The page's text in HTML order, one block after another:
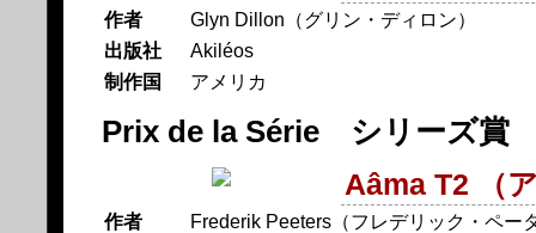
作者
Glyn Dillon（グリン・ディロン）
出版社
Akiléos
制作国
アメリカ
Prix de la Série シリーズ賞
Aâma T2 （
作者
Frederik Peeters（フレデリック・ペー